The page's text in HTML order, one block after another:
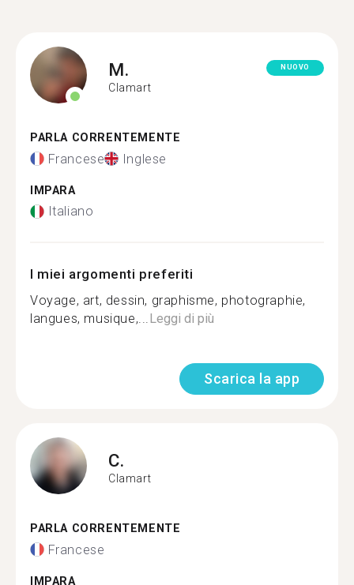
M.
Clamart
NUOVO
PARLA CORRENTEMENTE
Francese Inglese
IMPARA
Italiano
I miei argomenti preferiti
Voyage, art, dessin, graphisme, photographie,
langues, musique,...Leggi di più
Scarica la app
C.
Clamart
PARLA CORRENTEMENTE
Francese
IMPARA